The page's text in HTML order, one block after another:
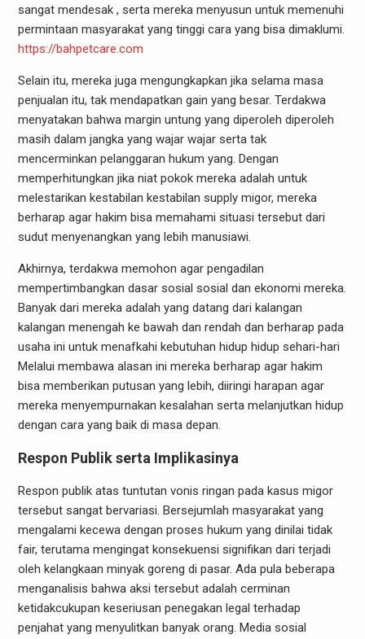
sangat mendesak , serta mereka menyusun untuk memenuhi
permintaan masyarakat yang tinggi cara yang bisa dimaklumi.
https://bahpetcare.com
Selain itu, mereka juga mengungkapkan jika selama masa
penjualan itu, tak mendapatkan gain yang besar. Terdakwa
menyatakan bahwa margin untung yang diperoleh diperoleh
masih dalam jangka yang wajar wajar serta tak
mencerminkan pelanggaran hukum yang. Dengan
memperhitungkan jika niat pokok mereka adalah untuk
melestarikan kestabilan kestabilan supply migor, mereka
berharap agar hakim bisa memahami situasi tersebut dari
sudut menyenangkan yang lebih manusiawi.
Akhirnya, terdakwa memohon agar pengadilan
mempertimbangkan dasar sosial sosial dan ekonomi mereka.
Banyak dari mereka adalah yang datang dari kalangan
kalangan menengah ke bawah dan rendah dan berharap pada
usaha ini untuk menafkahi kebutuhan hidup hidup sehari-hari
Melalui membawa alasan ini mereka berharap agar hakim
bisa memberikan putusan yang lebih, diiringi harapan agar
mereka menyempurnakan kesalahan serta melanjutkan hidup
dengan cara yang baik di masa depan.
Respon Publik serta Implikasinya
Respon publik atas tuntutan vonis ringan pada kasus migor
tersebut sangat bervariasi. Bersejumlah masyarakat yang
mengalami kecewa dengan proses hukum yang dinilai tidak
fair, terutama mengingat konsekuensi signifikan dari terjadi
oleh kelangkaan minyak goreng di pasar. Ada pula beberapa
menganalisis bahwa aksi tersebut adalah cerminan
ketidakcukupan keseriusan penegakan legal terhadap
penjahat yang menyulitkan banyak orang. Media sosial